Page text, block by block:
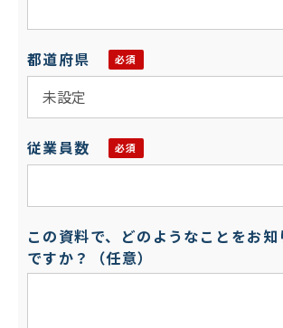
都道府県
従業員数
この資料で、どのようなことをお
ですか？（任意）